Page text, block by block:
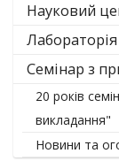
Науковий
Семінар з
20 років
викладання"
Новини та